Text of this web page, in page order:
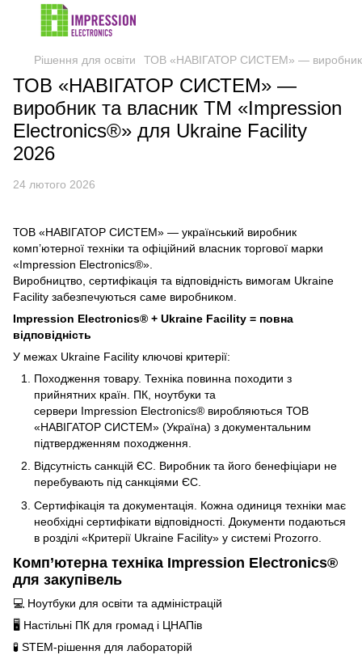
Рішення для освіти ТОВ «НАВІГАТОР СИСТЕМ» — виробник
ТОВ «НАВІГАТОР СИСТЕМ» —
виробник та власник ТМ «Impression
Electronics®» для Ukraine Facility
2026
24 лютого 2026
ТОВ «НАВІГАТОР СИСТЕМ» — український виробник
комп’ютерної техніки та офіційний власник торгової марки
«Impression Electronics®».
Виробництво, сертифікація та відповідність вимогам Ukraine
Facility забезпечуються саме виробником.
Impression Electronics® + Ukraine Facility = повна
відповідність
У межах Ukraine Facility ключові критерії:
Походження товару. Техніка повинна походити з
прийнятних країн. ПК, ноутбуки та
сервери Impression Electronics® виробляються ТОВ
«НАВІГАТОР СИСТЕМ» (Україна) з документальним
підтвердженням походження.
Відсутність санкцій ЄС. Виробник та його бенефіціари не
перебувають під санкціями ЄС.
Сертифікація та документація. Кожна одиниця техніки має
необхідні сертифікати відповідності. Документи подаються
в розділі «Критерії Ukraine Facility» у системі Prozorro.
Комп’ютерна техніка Impression Electronics®
для закупівель
💻 Ноутбуки для освіти та адміністрацій
🖥️ Настільні ПК для громад і ЦНАПів
🧪 STEM-рішення для лабораторій